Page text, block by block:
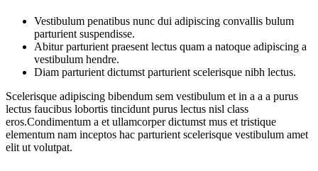
Vestibulum penatibus nunc dui adipiscing convallis bulum
parturient suspendisse.
Abitur parturient praesent lectus quam a natoque adipiscing a
vestibulum hendre.
Diam parturient dictumst parturient scelerisque nibh lectus.
Scelerisque adipiscing bibendum sem vestibulum et in a a a purus
lectus faucibus lobortis tincidunt purus lectus nisl class
eros.Condimentum a et ullamcorper dictumst mus et tristique
elementum nam inceptos hac parturient scelerisque vestibulum amet
elit ut volutpat.